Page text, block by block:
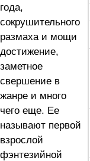
года,
сокрушительного
размаха и мощи
достижение,
заметное
свершение в
жанре и много
чего еще. Ее
называют первой
взрослой
фэнтезийной